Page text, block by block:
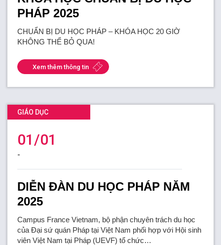
PHÁP 2025
CHUẨN BỊ DU HỌC PHÁP – KHÓA HỌC 20 GIỜ
KHÔNG THỂ BỎ QUA!
Xem thêm thông tin
GIÁO DỤC
01/01
-
DIỄN ĐÀN DU HỌC PHÁP NĂM
2025
Campus France Vietnam, bộ phận chuyên trách du học
của Đại sứ quán Pháp tại Việt Nam phối hợp với Hội sinh
viên Việt Nam tại Pháp (UEVF) tổ chức…